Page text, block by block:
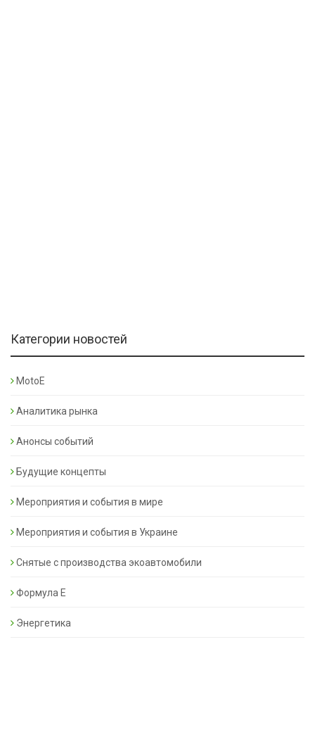
Категории новостей
MotoE
Аналитика рынка
Анонсы событий
Будущие концепты
Мероприятия и события в мире
Мероприятия и события в Украине
Снятые с производства экоавтомобили
Формула Е
Энергетика